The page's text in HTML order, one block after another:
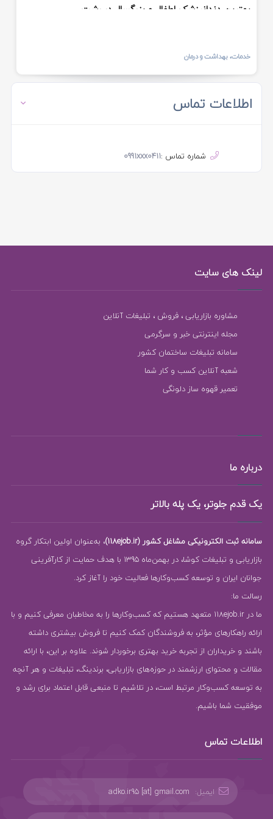
بهترین دندانپزشک اطفال و بزرگسال در رشت
خدمات، بهداشت و درمان
اطلاعات تماس
شماره تماس :0991xxx0411
لینک های سایت
مشاوره بازاریابی ، فروش ، تبلیغات آنلاین
مجله اینترنتی خبر و سرگرمی
سامانه تبلیغات ساختمان کشور
شعبه آنلاین کسب و کار شما
تعمیر قهوه ساز دلونگی
درباره ما
یک قدم جلوتر، یک پله بالاتر
سامانه ثبت الکترونیکی مشاغل کشور (118ejob.ir)
، به‌عنوان اولین ابتکار گروه
بازاریابی و تبلیغات کوشا، در بهمن‌ماه 1395 با هدف حمایت از کارآفرینی
جوانان ایران و توسعه کسب‌وکارها فعالیت خود را آغاز کرد.
رسالت ما:
ما در 118ejob.ir متعهد هستیم که کسب‌وکارها را به مخاطبان معرفی کنیم و با
ارائه راهکارهای مؤثر، به فروشندگان کمک کنیم تا فروش بیشتری داشته
باشند و خریداران از تجربه خرید بهتری برخوردار شوند. علاوه بر این، با ارائه
مقالات و محتوای ارزشمند در حوزه‌های بازاریابی، برندینگ، تبلیغات و هر آنچه
به توسعه کسب‌وکار مرتبط است، در تلاشیم تا منبعی قابل اعتماد برای رشد و
موفقیت شما باشیم.
اطلاعات تماس
ایمیل: adko.ir95 [at] gmail.com